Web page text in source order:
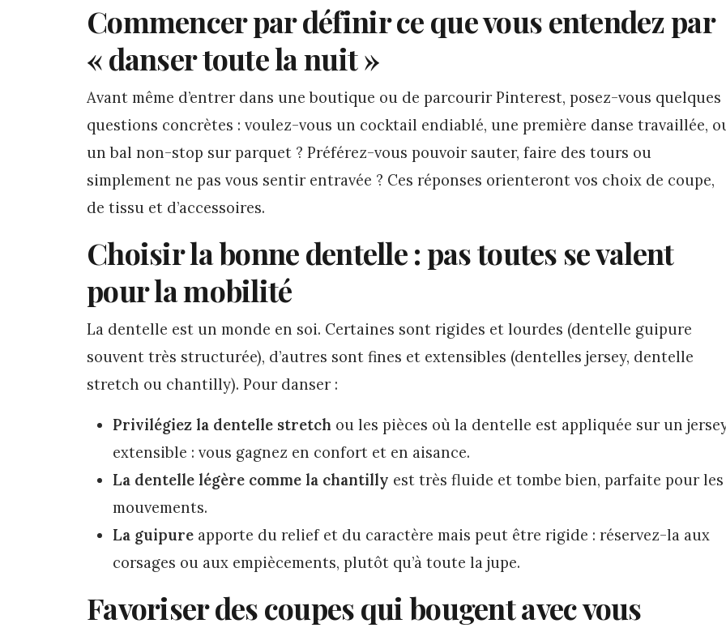
Commencer par définir ce que vous entendez par
« danser toute la nuit »
Avant même d’entrer dans une boutique ou de parcourir Pinterest, posez-vous quelques
questions concrètes : voulez-vous un cocktail endiablé, une première danse travaillée,
un bal non-stop sur parquet ? Préférez-vous pouvoir sauter, faire des tours ou
simplement ne pas vous sentir entravée ? Ces réponses orienteront vos choix de coupe,
de tissu et d’accessoires.
Choisir la bonne dentelle : pas toutes se valent
pour la mobilité
La dentelle est un monde en soi. Certaines sont rigides et lourdes (dentelle guipure
souvent très structurée), d’autres sont fines et extensibles (dentelles jersey, dentelle
stretch ou chantilly). Pour danser :
Privilégiez la dentelle stretch ou les pièces où la dentelle est appliquée sur un
extensible : vous gagnez en confort et en aisance.
La dentelle légère comme la chantilly est très fluide et tombe bien, parfaite pour les
mouvements.
La guipure apporte du relief et du caractère mais peut être rigide : réservez-la aux
corsages ou aux empiècements, plutôt qu’à toute la jupe.
Favoriser des coupes qui bougent avec vous